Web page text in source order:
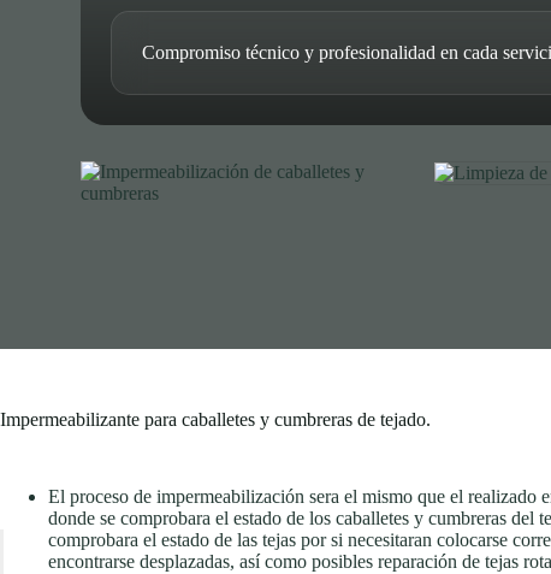
Compromiso técnico y profesionalidad en cada
Impermeabilizante para caballetes y cumbreras de tejado.
El proceso de impermeabilización sera el mismo que el realizado
donde se comprobara el estado de los caballetes y cumbreras del
comprobara el estado de las tejas por si necesitaran colocarse
encontrarse desplazadas, así como posibles reparación de tejas